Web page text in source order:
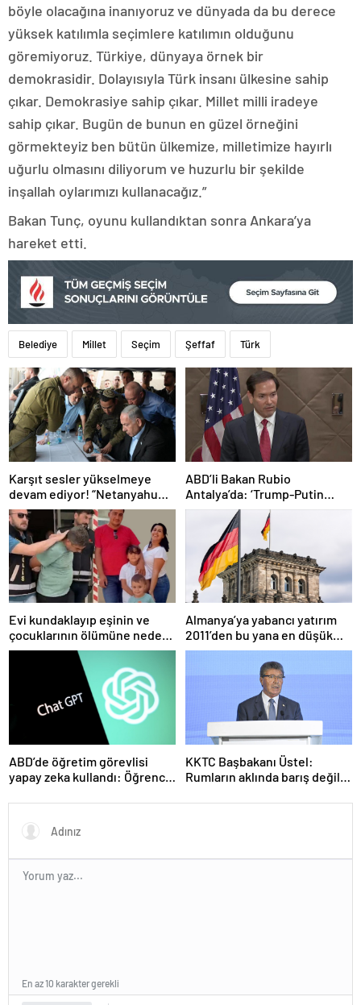
böyle olacağına inanıyoruz ve dünyada da bu derece
yüksek katılımla seçimlere katılımın olduğunu
göremiyoruz. Türkiye, dünyaya örnek bir
demokrasidir. Dolayısıyla Türk insanı ülkesine sahip
çıkar. Demokrasiye sahip çıkar. Millet milli iradeye
sahip çıkar. Bugün de bunun en güzel örneğini
görmekteyiz ben bütün ülkemize, milletimize hayırlı
uğurlu olmasını diliyorum ve huzurlu bir şekilde
inşallah oylarımızı kullanacağız.”
Bakan Tunç, oyunu kullandıktan sonra Ankara’ya
hareket etti.
Belediye Millet Seçim Şeffaf Türk
Karşıt sesler yükselmeye
devam ediyor! “Netanyahu
geleceğimizi Gazze’nin
kumlarına gömüyor”
ABD’li Bakan Rubio
Antalya’da: ‘Trump-Putin
görüşmedikçe başaramayız’
Evi kundaklayıp eşinin ve
çocuklarının ölümüne neden
olmuştu! Yeni görüntüler
Almanya’ya yabancı yatırım
2011’den bu yana en düşük
seviyede
ABD’de öğretim görevlisi
yapay zeka kullandı: Öğrenci
KKTC Başbakanı Üstel:
Rumların aklında barış değil
En az 10 karakter gerekli